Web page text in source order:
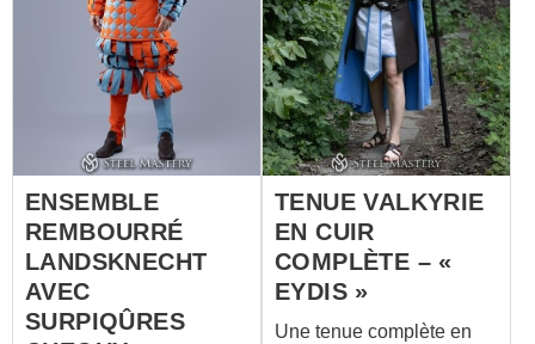
ENSEMBLE
REMBOURRÉ
LANDSKNECHT
AVEC
SURPIQÛRES
TENUE VALKYRIE
EN CUIR
COMPLÈTE – «
EYDIS »
Une tenue complète en